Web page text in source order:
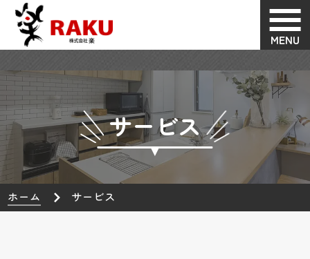
MENU
サービス
ホーム サービス